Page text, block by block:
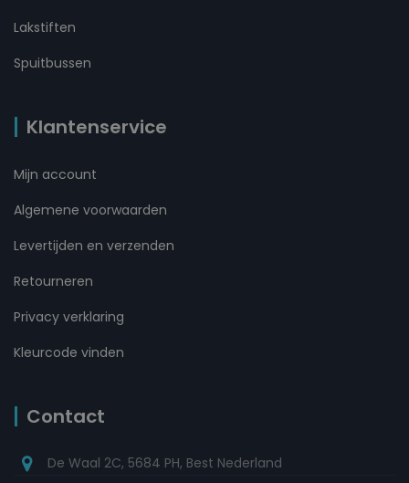
Lakstiften
Spuitbussen
Klantenservice
Mijn account
Algemene voorwaarden
Levertijden en verzenden
Retourneren
Privacy verklaring
Kleurcode vinden
Contact
De Waal 2C, 5684 PH, Best Nederland